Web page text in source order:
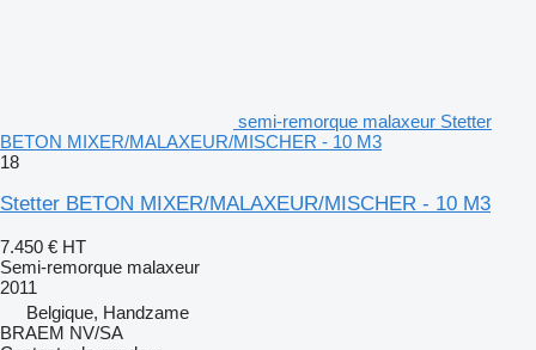
semi-remorque malaxeur Stetter
BETON MIXER/MALAXEUR/MISCHER - 10 M3
18
Stetter BETON MIXER/MALAXEUR/MISCHER - 10 M3
7.450 € HT
Semi-remorque malaxeur
2011
Belgique, Handzame
BRAEM NV/SA